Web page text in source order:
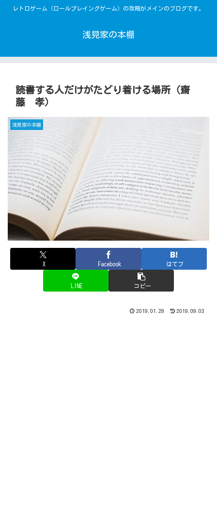
レトロゲーム（ロールプレイングゲーム）の攻略がメインのブログです。
浅見家の本棚
読書する人だけがたどり着ける場所（齋
藤 孝）
浅見家の本棚
X Facebook はてブ
LINE コピー
2019.01.28 2019.09.03